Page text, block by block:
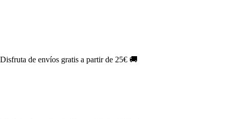
Disfruta de envíos gratis a partir de 25€ 🚚